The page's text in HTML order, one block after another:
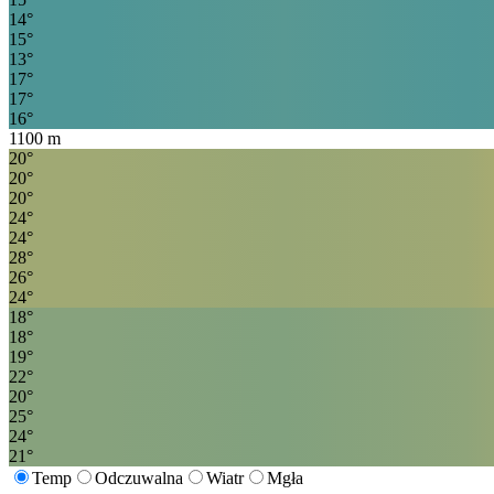
14°
15°
13°
17°
17°
16°
1100 m
20°
20°
20°
24°
24°
28°
26°
24°
18°
18°
19°
22°
20°
25°
24°
21 °
Temp
Odczuwalna Wiatr Mgła